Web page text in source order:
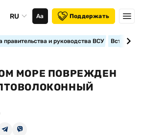
RU Аа Поддержать
правительства и руководства ВСУ
МОРЕ ПОВРЕЖДЕН